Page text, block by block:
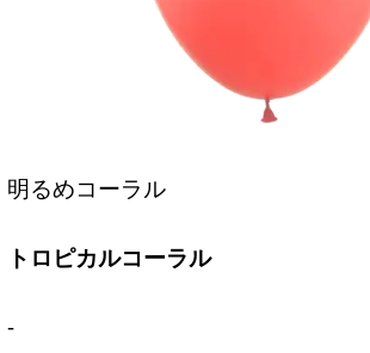
明るめコーラル
トロピカルコーラル
-